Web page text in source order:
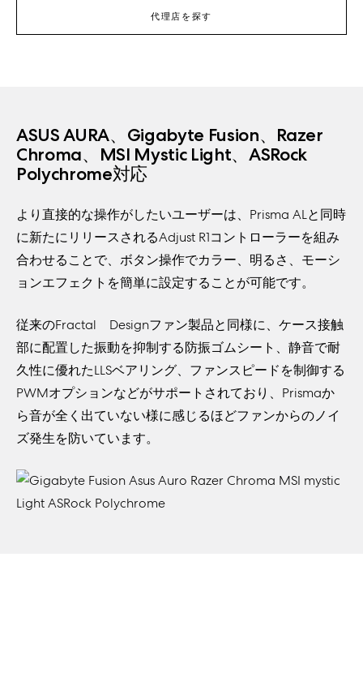
代理店を探す
ASUS AURA、Gigabyte Fusion、Razer
Chroma、MSI Mystic Light、ASRock
Polychrome対応
より直接的な操作がしたいユーザーは、Prisma ALと同時
に新たにリリースされるAdjust R1コントローラーを組み
合わせることで、ボタン操作でカラー、明るさ、モーシ
ョンエフェクトを簡単に設定することが可能です。
従来のFractal Designファン製品と同様に、ケース接触
部に配置した振動を抑制する防振ゴムシート、静音で耐
久性に優れたLLSベアリング、ファンスピードを制御する
PWMオプションなどがサポートされており、Prismaか
ら音が全く出ていない様に感じるほどファンからのノイ
ズ発生を防いています。